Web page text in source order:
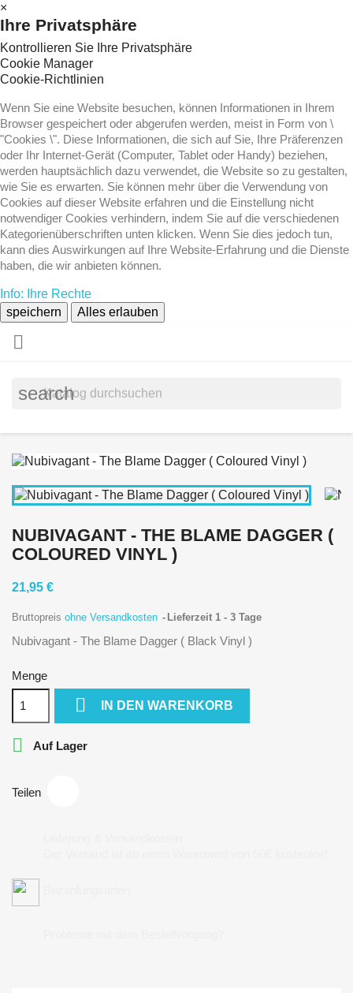
×
Ihre Privatsphäre
Kontrollieren Sie Ihre Privatsphäre
Cookie Manager
Cookie-Richtlinien
Wenn Sie eine Website besuchen, können Informationen in Ihrem
Browser gespeichert oder abgerufen werden, meist in Form von \
"Cookies \". Diese Informationen, die sich auf Sie, Ihre Präferenzen
oder Ihr Internet-Gerät (Computer, Tablet oder Handy) beziehen,
werden hauptsächlich dazu verwendet, die Website so zu gestalten,
wie Sie es erwarten. Sie können mehr über die Verwendung von
Cookies auf dieser Website erfahren und die Einstellung nicht
notwendiger Cookies verhindern, indem Sie auf die verschiedenen
Kategorienüberschriften unten klicken. Wenn Sie dies jedoch tun,
kann dies Auswirkungen auf Ihre Website-Erfahrung und die Dienste
haben, die wir anbieten können.
Info: Ihre Rechte
speichern
Alles erlauben

search
NUBIVAGANT - THE BLAME DAGGER (
COLOURED VINYL )
21,95 €
Bruttopreis ohne Versandkosten Lieferzeit 1 - 3 Tage
Nubivagant - The Blame Dagger ( Black Vinyl )
Menge
 IN DEN WARENKORB
 Auf Lager
Teilen